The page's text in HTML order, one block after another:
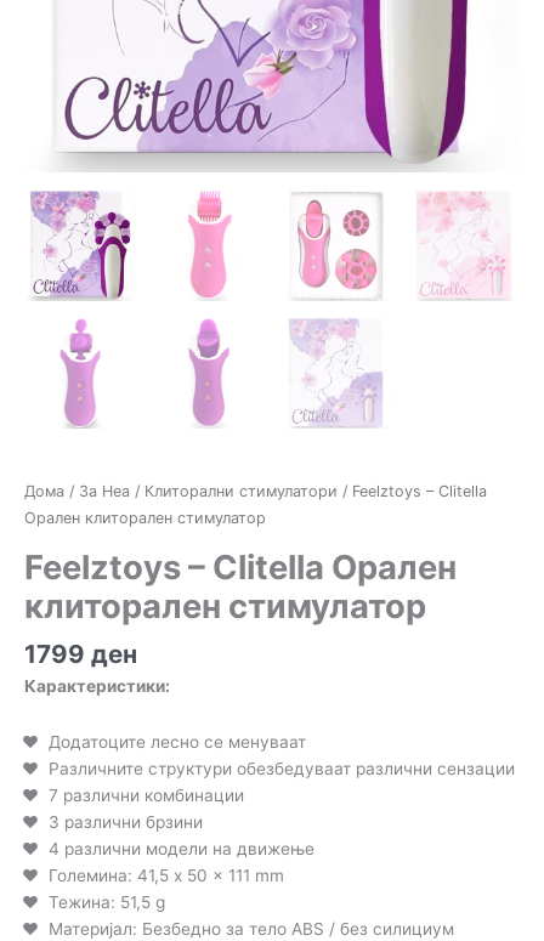
Дома / За Неа / Клиторални стимулатори / Feelztoys – Clitella
Орален клиторален стимулатор
Feelztoys – Clitella Орален
клиторален стимулатор
1799 ден
Карактеристики:
Додатоците лесно се менуваат
Различните структури обезбедуваат различни сензации
7 различни комбинации
3 различни брзини
4 различни модели на движење
Големина: 41,5 x 50 x 111 mm
Тежина: 51,5 g
Материјал: Безбедно за тело ABS / без силициум